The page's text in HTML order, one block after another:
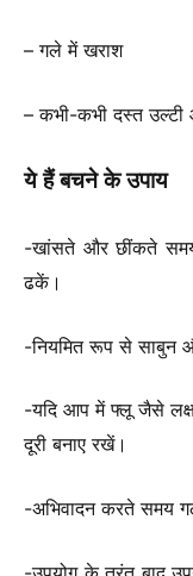
– गले में खराश
– कभी-कभी दस्त उल्टी
ये हैं बचने के उपाय
-खांसते और छींकते
ढकें।
-नियमित रूप से साबुन
-यदि आप में फ्लू जैसे
दूरी बनाए रखें।
-अभिवादन करते समय